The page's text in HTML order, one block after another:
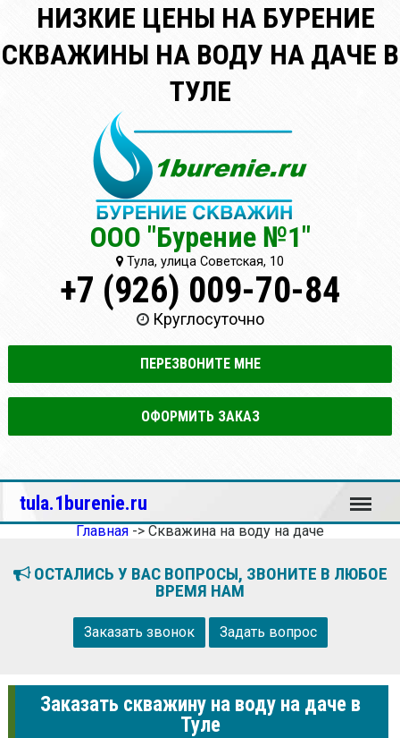
НИЗКИЕ ЦЕНЫ НА БУРЕНИЕ
СКВАЖИНЫ НА ВОДУ НА ДАЧЕ В
ТУЛЕ
ООО "Бурение №1"
Тула, улица Советская, 10
+7 (926) 009-70-84
Круглосуточно
ПЕРЕЗВОНИТЕ МНЕ
ОФОРМИТЬ ЗАКАЗ
tula.1burenie.ru Меню
Главная -> Скважина на воду на даче
ОСТАЛИСЬ У ВАС ВОПРОСЫ, ЗВОНИТЕ В ЛЮБОЕ
ВРЕМЯ НАМ
Заказать звонок Задать вопрос
Заказать скважину на воду на даче в
Туле